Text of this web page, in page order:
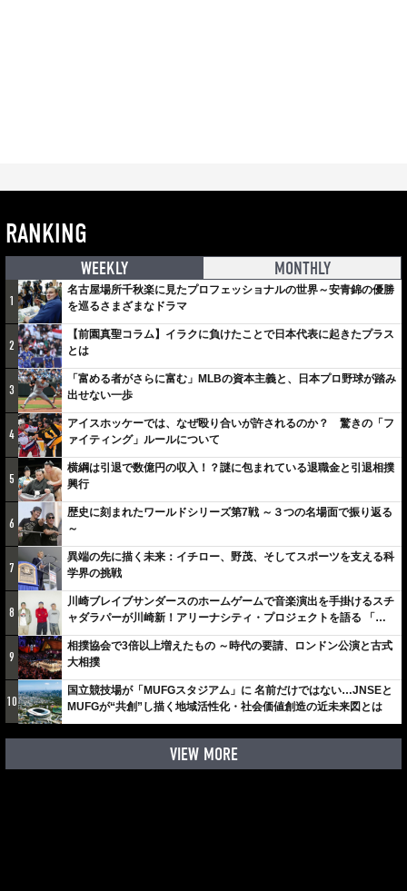
RANKING
WEEKLY MONTHLY
1
名古屋場所千秋楽に見たプロフェッショナルの世界～安青錦の優勝
を巡るさまざまなドラマ
2
【前園真聖コラム】イラクに負けたことで日本代表に起きたプラス
とは
3
「富める者がさらに富む」MLBの資本主義と、日本プロ野球が踏み
出せない一歩
4
アイスホッケーでは、なぜ殴り合いが許されるのか？ 驚きの「フ
ァイティング」ルールについて
5
横綱は引退で数億円の収入！？謎に包まれている退職金と引退相撲
興行
6
歴史に刻まれたワールドシリーズ第7戦 ～３つの名場面で振り返る
～
7
異端の先に描く未来：イチロー、野茂、そしてスポーツを支える科
学界の挑戦
8
川崎ブレイブサンダースのホームゲームで音楽演出を手掛けるスチ
ャダラパーが川崎新！アリーナシティ・プロジェクトを語る 「楽
しみでしかないでしょ。川崎は、ずっと成長曲線だから」
9
相撲協会で3倍以上増えたもの ～時代の要請、ロンドン公演と古式
大相撲
10
国立競技場が「MUFGスタジアム」に 名前だけではない…JNSEと
MUFGが“共創”し描く地域活性化・社会価値創造の近未来図とは
VIEW MORE